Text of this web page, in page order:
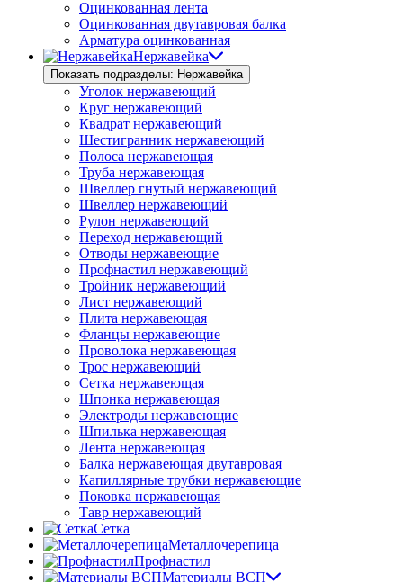
Оцинкованная лента
Оцинкованная двутавровая балка
Арматура оцинкованная
Нержавейка
Показать подразделы: Нержавейка
Уголок нержавеющий
Круг нержавеющий
Квадрат нержавеющий
Шестигранник нержавеющий
Полоса нержавеющая
Труба нержавеющая
Швеллер гнутый нержавеющий
Швеллер нержавеющий
Рулон нержавеющий
Переход нержавеющий
Отводы нержавеющие
Профнастил нержавеющий
Тройник нержавеющий
Лист нержавеющий
Плита нержавеющая
Фланцы нержавеющие
Проволока нержавеющая
Трос нержавеющий
Сетка нержавеющая
Шпонка нержавеющая
Электроды нержавеющие
Шпилька нержавеющая
Лента нержавеющая
Балка нержавеющая двутавровая
Капиллярные трубки нержавеющие
Поковка нержавеющая
Тавр нержавеющий
Сетка
Металлочерепица
Профнастил
Материалы ВСП